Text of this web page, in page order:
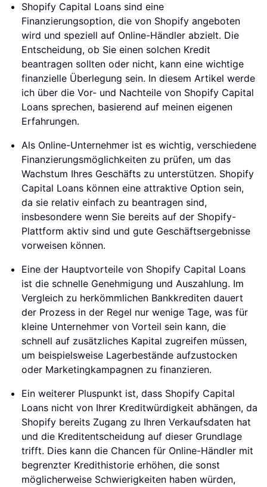
Shopify Capital Loans sind eine
Finanzierungsoption, die von Shopify angeboten
wird und speziell auf Online-Händler abzielt. Die
Entscheidung, ob Sie einen solchen Kredit
beantragen sollten oder nicht, kann eine wichtige
finanzielle Überlegung sein. In diesem Artikel werde
ich über die Vor- und Nachteile von Shopify Capital
Loans sprechen, basierend auf meinen eigenen
Erfahrungen.
Als Online-Unternehmer ist es wichtig, verschiedene
Finanzierungsmöglichkeiten zu prüfen, um das
Wachstum Ihres Geschäfts zu unterstützen. Shopify
Capital Loans können eine attraktive Option sein,
da sie relativ einfach zu beantragen sind,
insbesondere wenn Sie bereits auf der Shopify-
Plattform aktiv sind und gute Geschäftsergebnisse
vorweisen können.
Eine der Hauptvorteile von Shopify Capital Loans
ist die schnelle Genehmigung und Auszahlung. Im
Vergleich zu herkömmlichen Bankkrediten dauert
der Prozess in der Regel nur wenige Tage, was für
kleine Unternehmer von Vorteil sein kann, die
schnell auf zusätzliches Kapital zugreifen müssen,
um beispielsweise Lagerbestände aufzustocken
oder Marketingkampagnen zu finanzieren.
Ein weiterer Pluspunkt ist, dass Shopify Capital
Loans nicht von Ihrer Kreditwürdigkeit abhängen, da
Shopify bereits Zugang zu Ihren Verkaufsdaten hat
und die Kreditentscheidung auf dieser Grundlage
trifft. Dies kann die Chancen für Online-Händler mit
begrenzter Kredithistorie erhöhen, die sonst
möglicherweise Schwierigkeiten haben würden,